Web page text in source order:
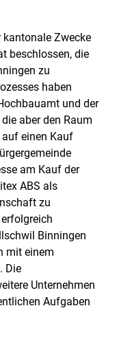
Zwecke
beschlossen, die
zu
haben
und der
aber den Raum
einen Kauf
am Kauf der
ABS als
zu
Binningen
mit einem
Die
Unternehmen
Aufgaben